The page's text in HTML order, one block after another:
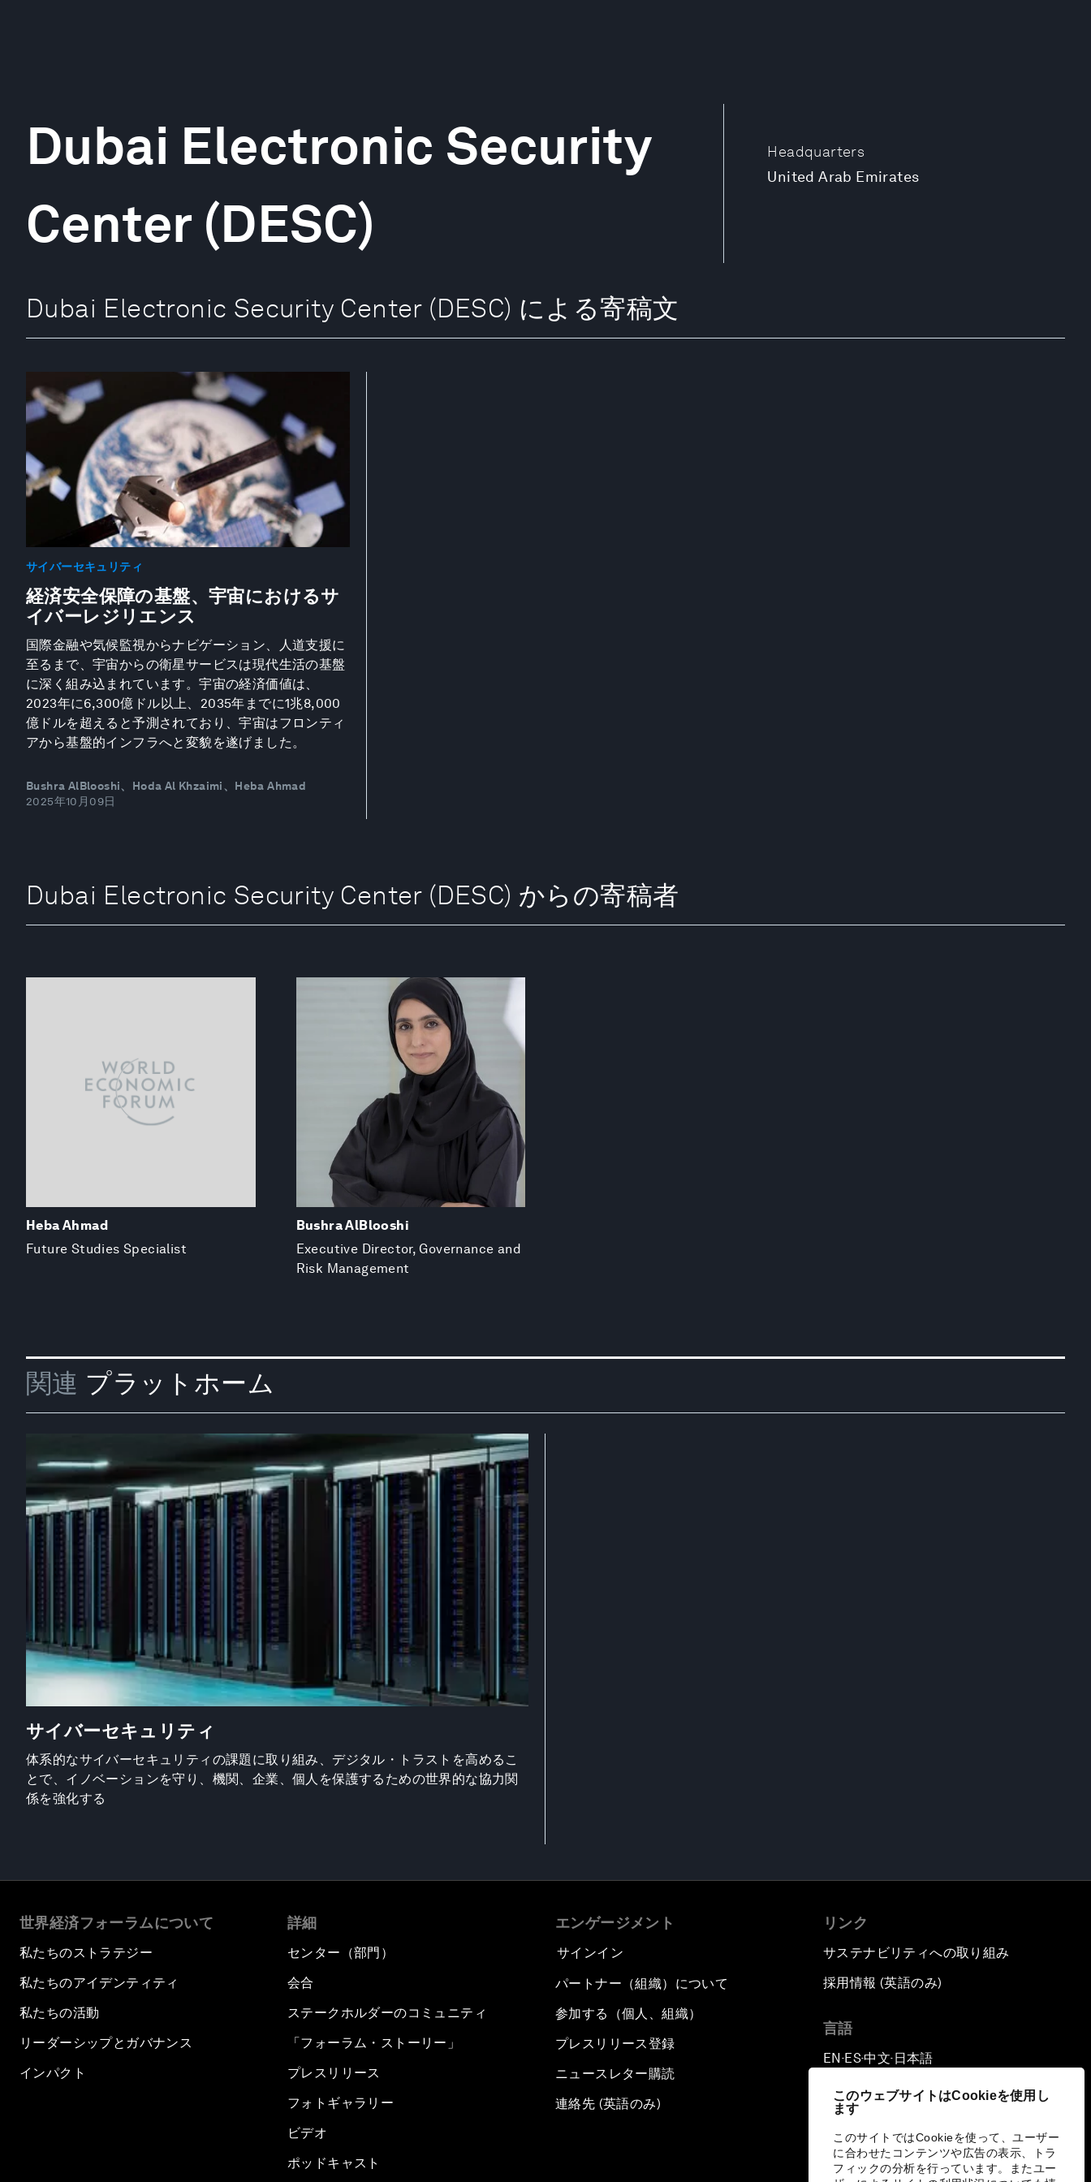
このウェブサイトはCookieを使用し
ます
このサイトではCookieを使って、ユーザー
に合わせたコンテンツや広告の表示、トラ
フィックの分析を行っています。またユー
Headquarters
United Arab Emirates
Dubai Electronic Security
Center (DESC)
Dubai Electronic Security Center (DESC) による寄稿文
サイバーセキュリティ
経済安全保障の基盤、宇宙におけるサ
イバーレジリエンス
国際金融や気候監視からナビゲーション、人道支援に
至るまで、宇宙からの衛星サービスは現代生活の基盤
に深く組み込まれています。宇宙の経済価値は、
2023年に6,300億ドル以上、2035年までに1兆8,000
億ドルを超えると予測されており、宇宙はフロンティ
アから基盤的インフラへと変貌を遂げました。
Bushra AlBlooshi、Hoda Al Khzaimi、Heba Ahmad
2025年10月09日
Dubai Electronic Security Center (DESC) からの寄稿者
Heba Ahmad
Future Studies Specialist
Bushra AlBlooshi
Executive Director, Governance and
Risk Management
関連 プラットホーム
サイバーセキュリティ
体系的なサイバーセキュリティの課題に取り組み、デジタル・トラストを高めるこ
とで、イノベーションを守り、機関、企業、個人を保護するための世界的な協力関
係を強化する
世界経済フォーラムについて
私たちのストラテジー
私たちのアイデンティティ
私たちの活動
リーダーシップとガバナンス
インパクト
詳細
センター（部門）
会合
ステークホルダーのコミュニティ
「フォーラム・ストーリー」
プレスリリース
フォトギャラリー
ビデオ
ポッドキャスト
エンゲージメント
サインイン
パートナー（組織）について
参加する（個人、組織）
プレスリリース登録
ニュースレター購読
連絡先 (英語のみ)
リンク
サステナビリティへの取り組み
採用情報 (英語のみ)
言語
EN ▪ ES▪中文▪ 日本語